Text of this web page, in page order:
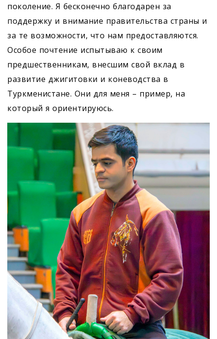
поколение. Я бесконечно благодарен за
поддержку и внимание правительства страны и
за те возможности, что нам предоставляются.
Особое почтение испытываю к своим
предшественникам, внесшим свой вклад в
развитие джигитовки и коневодства в
Туркменистане. Они для меня – пример, на
который я ориентируюсь.